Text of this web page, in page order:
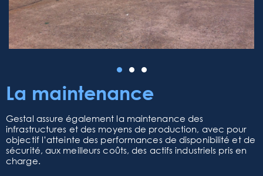
La maintenance
Gestal assure également la maintenance des
infrastructures et des moyens de production, avec pour
objectif l’atteinte des performances de disponibilité et de
sécurité, aux meilleurs coûts, des actifs industriels pris en
charge.